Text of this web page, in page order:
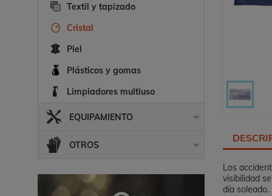
Textil y tapizado
Cristal
Piel
Plásticos y gomas
Limpiadores multiuso
EQUIPAMIENTO 
OTROS 
Los
visibilidad
día soleado.